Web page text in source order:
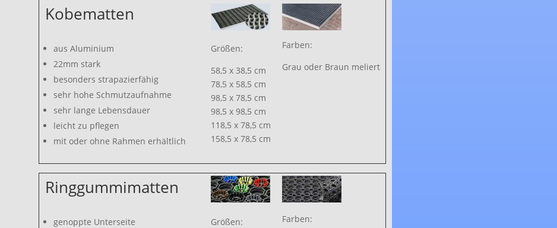
Kobematten
aus Aluminium
22mm stark
besonders strapazierfähig
sehr hohe Schmutzaufnahme
sehr lange Lebensdauer
leicht zu pflegen
mit oder ohne Rahmen erhältlich
Größen:
58,5 x 38,5 cm
78,5 x 58,5 cm
98,5 x 78,5 cm
98,5 x 98,5 cm
118,5 x 78,5 cm
158,5 x 78,5 cm
Farben:
Grau oder Braun meliert
Ringgummimatten
genoppte Unterseite
Größen:
Farben: